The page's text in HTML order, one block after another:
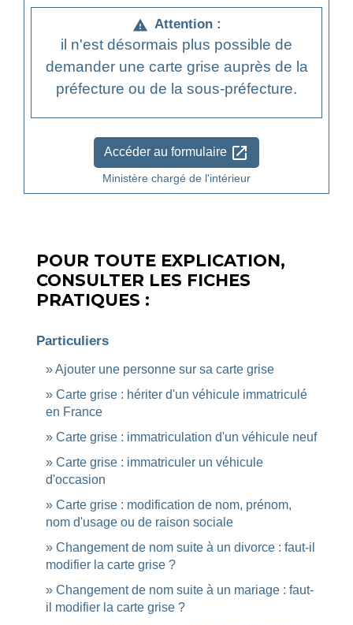
warning Attention :
il n'est désormais plus possible de
demander une carte grise auprès de la
préfecture ou de la sous-préfecture.
Accéder au formulaire open_in_new
Ministère chargé de l'intérieur
POUR TOUTE EXPLICATION,
CONSULTER LES FICHES
PRATIQUES :
Particuliers
Ajouter une personne sur sa carte grise
Carte grise : hériter d'un véhicule immatriculé
en France
Carte grise : immatriculation d'un véhicule neuf
Carte grise : immatriculer un véhicule
d'occasion
Carte grise : modification de nom, prénom,
nom d'usage ou de raison sociale
Changement de nom suite à un divorce : faut-il
modifier la carte grise ?
Changement de nom suite à un mariage : faut-
il modifier la carte grise ?